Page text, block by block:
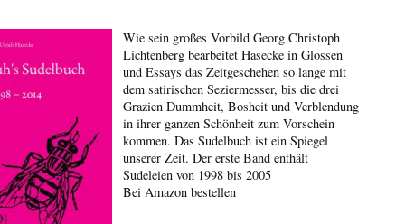
Wie sein großes Vorbild Georg Christoph
Lichtenberg bearbeitet Hasecke in Glossen
und Essays das Zeitgeschehen so lange mit
dem satirischen Seziermesser, bis die drei
Grazien Dummheit, Bosheit und Verblendung
in ihrer ganzen Schönheit zum Vorschein
kommen. Das Sudelbuch ist ein Spiegel
unserer Zeit. Der erste Band enthält
Sudeleien von 1998 bis 2005
Bei Amazon bestellen